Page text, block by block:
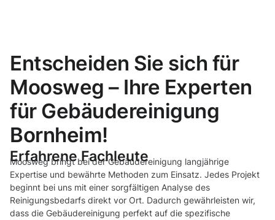
Entscheiden Sie sich für
Moosweg – Ihre Experten
für Gebäudereinigung
Bornheim!
Erfahrene Fachleute
Moosweg bringt bei der Gebäudereinigung langjährige
Expertise und bewährte Methoden zum Einsatz. Jedes Projekt
beginnt bei uns mit einer sorgfältigen Analyse des
Reinigungsbedarfs direkt vor Ort. Dadurch gewährleisten wir,
dass die Gebäudereinigung perfekt auf die spezifische